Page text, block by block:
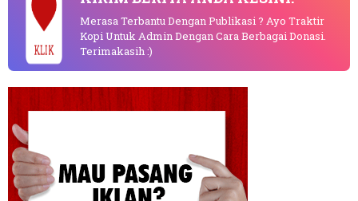
KLIK
Merasa Terbantu Dengan Publikasi ? Ayo Traktir
Kopi Untuk Admin Dengan Cara Berbagai Donasi.
Terimakasih :)